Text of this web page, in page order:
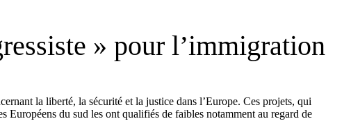
» pour l’immigration
la liberté, la sécurité et la justice dans l’Europe. Ces projets, qui
Européens du sud les ont qualifiés de faibles notamment au regard de